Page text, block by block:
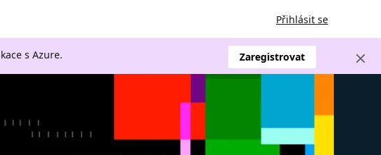
Přihlásit se
s Azure. Zaregistrovat